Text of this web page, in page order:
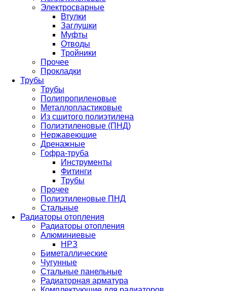
Электросварные
Втулки
Заглушки
Муфты
Отводы
Тройники
Прочее
Прокладки
Трубы
Трубы
Полипропиленовые
Металлопластиковые
Из сшитого полиэтилена
Полиэтиленовые (ПНД)
Нержавеющие
Дренажные
Гофра-труба
Инструменты
Фитинги
Трубы
Прочее
Полиэтиленовые ПНД
Стальные
Радиаторы отопления
Радиаторы отопления
Алюминиевые
НРЗ
Биметаллические
Чугунные
Стальные панельные
Радиаторная арматура